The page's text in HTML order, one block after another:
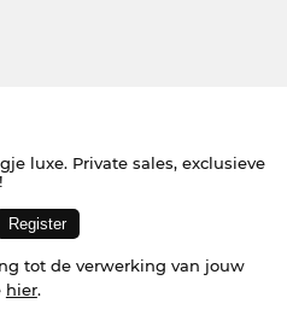
luxe. Private sales, exclusieve
tot de verwerking van jouw
hier.